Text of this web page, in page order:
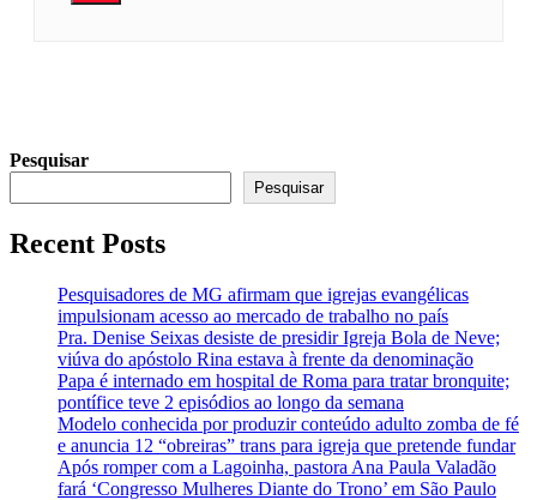
Pesquisar
Pesquisar
Recent Posts
Pesquisadores de MG afirmam que igrejas evangélicas
impulsionam acesso ao mercado de trabalho no país
Pra. Denise Seixas desiste de presidir Igreja Bola de Neve;
viúva do apóstolo Rina estava à frente da denominação
Papa é internado em hospital de Roma para tratar bronquite;
pontífice teve 2 episódios ao longo da semana
Modelo conhecida por produzir conteúdo adulto zomba de fé
e anuncia 12 “obreiras” trans para igreja que pretende fundar
Após romper com a Lagoinha, pastora Ana Paula Valadão
fará ‘Congresso Mulheres Diante do Trono’ em São Paulo